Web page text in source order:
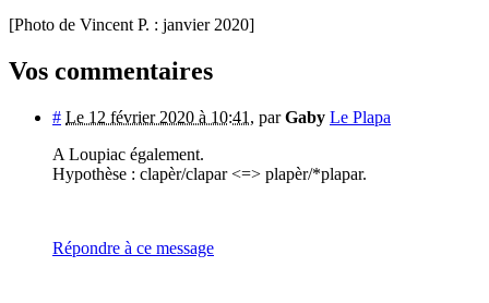
[Photo de Vincent P. : janvier 2020]
Vos commentaires
# Le 12 février 2020 à 10:41 , parGaby Le Plapa
A Loupiac également.
Hypothèse : clapèr/clapar <=> plapèr/*plapar.
Répondre à ce message